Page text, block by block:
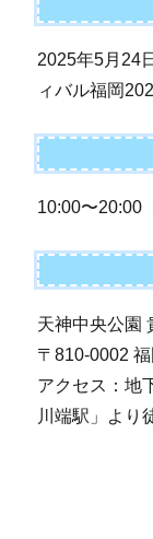
2025年5月24
ィバル福岡
10:00〜20:00
天神中央公園
〒810-0002
アクセス：地
川端駅」より